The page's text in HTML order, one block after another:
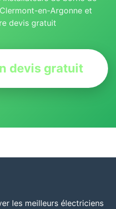
en-Argonne et
devis gratuit
devis gratuit
les meilleurs électriciens